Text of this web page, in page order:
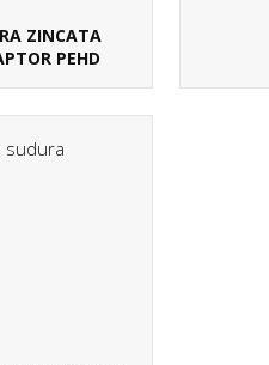
ZINCATA
PEHD